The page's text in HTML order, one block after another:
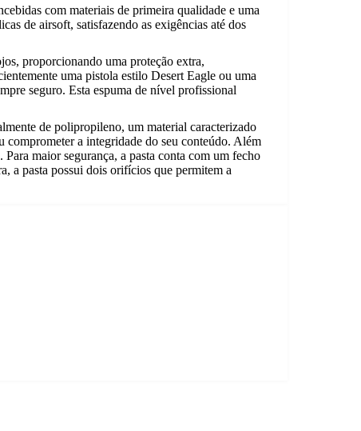
com materiais de primeira qualidade e uma
de airsoft, satisfazendo as exigências até dos
proporcionando uma proteção extra,
uma pistola estilo Desert Eagle ou uma
seguro. Esta espuma de nível profissional
de polipropileno, um material caracterizado
comprometer a integridade do seu conteúdo. Além
maior segurança, a pasta conta com um fecho
a pasta possui dois orifícios que permitem a